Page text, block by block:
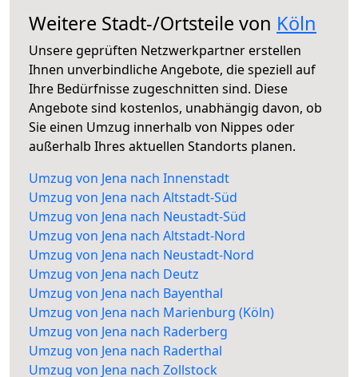
Weitere Stadt-/Ortsteile von Köln
Unsere geprüften Netzwerkpartner erstellen
Ihnen unverbindliche Angebote, die speziell auf
Ihre Bedürfnisse zugeschnitten sind. Diese
Angebote sind kostenlos, unabhängig davon, ob
Sie einen Umzug innerhalb von Nippes oder
außerhalb Ihres aktuellen Standorts planen.
Umzug von Jena nach Innenstadt
Umzug von Jena nach Altstadt-Süd
Umzug von Jena nach Neustadt-Süd
Umzug von Jena nach Altstadt-Nord
Umzug von Jena nach Neustadt-Nord
Umzug von Jena nach Deutz
Umzug von Jena nach Bayenthal
Umzug von Jena nach Marienburg (Köln)
Umzug von Jena nach Raderberg
Umzug von Jena nach Raderthal
Umzug von Jena nach Zollstock